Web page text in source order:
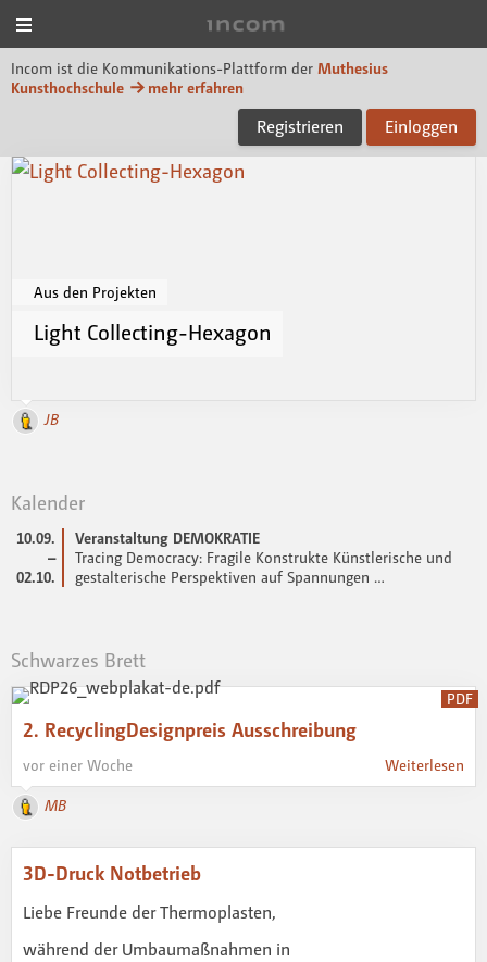
Incom ist die Kommunikations-Plattform der Muthesius
Kunsthochschule
mehr erfahren
Registrieren Einloggen
Aus den Projekten
Light Collecting-Hexagon
JB
Kalender
10.09.
–
02.10.
Veranstaltung DEMOKRATIE
Tracing Democracy: Fragile Konstrukte Künstlerische und
gestalterische Perspektiven auf Spannungen …
Schwarzes Brett
PDF
2. RecyclingDesignpreis Ausschreibung
vor einer Woche Weiterlesen
MB
3D-Druck Notbetrieb
Liebe Freunde der Thermoplasten,
während der Umbaumaßnahmen in